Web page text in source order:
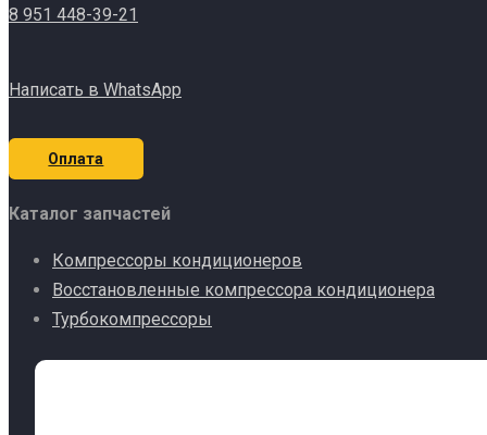
8 951 448-39-21
Написать в WhatsApp
Оплата
Каталог запчастей
Компрессоры кондиционеров
Восстановленные компрессора кондиционера
Турбокомпрессоры